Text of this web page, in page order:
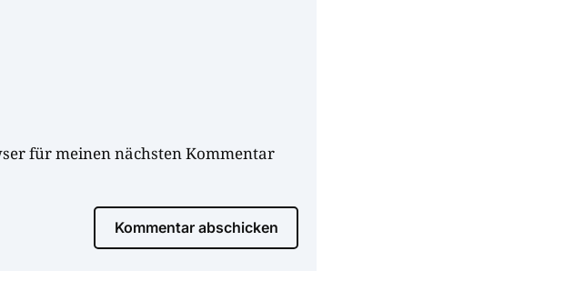
für meinen nächsten Kommentar
Kommentar abschicken